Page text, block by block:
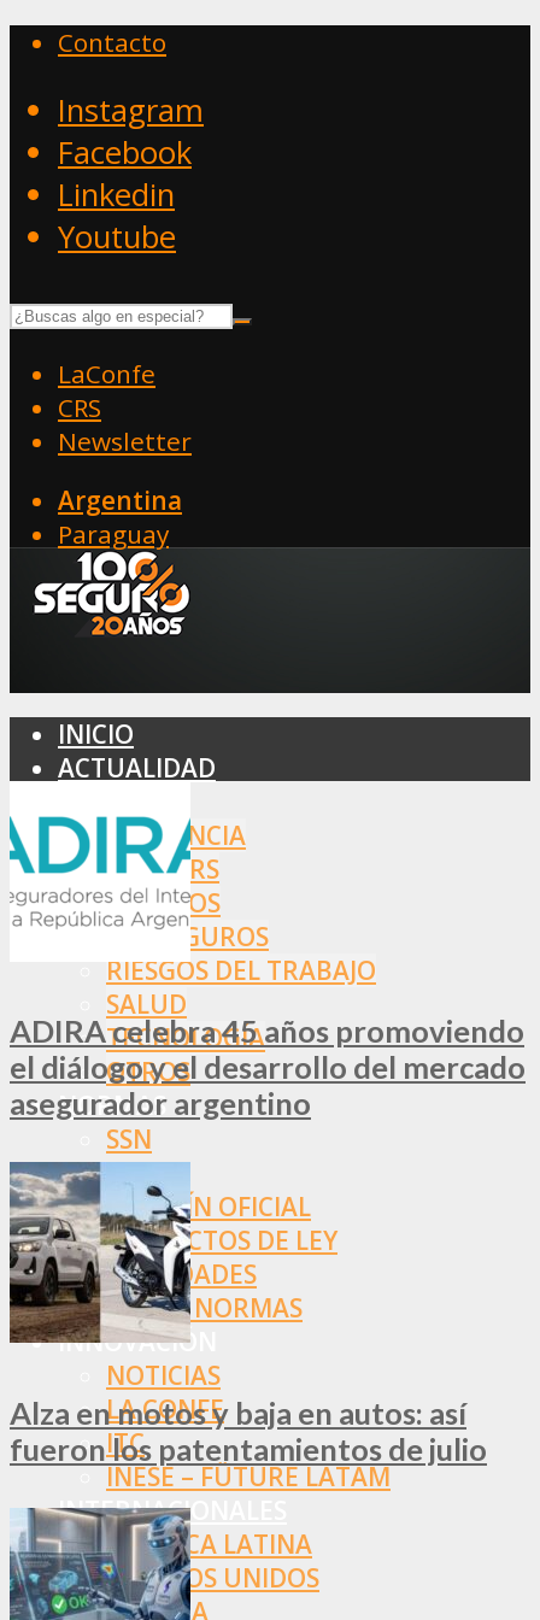
Contacto
Instagram
Facebook
Linkedin
Youtube
LaConfe
CRS
Newsletter
Argentina
Paraguay
INICIO
ACTUALIDAD
ASISTENCIA
BROKERS
SEGUROS
REASEGUROS
RIESGOS DEL TRABAJO
SALUD
TECNOLOGÍA
OTROS
NORMAS
SSN
SRT
BOLETÍN OFICIAL
PROYECTOS DE LEY
SOCIEDADES
OTRAS NORMAS
INNOVACIÓN
NOTICIAS
LA CONFE
ITC
INESE – FÜTURE LATAM
INTERNACIONALES
AMÉRICA LATINA
ESTADOS UNIDOS
EUROPA
ADIRA celebra 45 años promoviendo
el diálogo y el desarrollo del mercado
asegurador argentino
Alza en motos y baja en autos: así
fueron los patentamientos de julio